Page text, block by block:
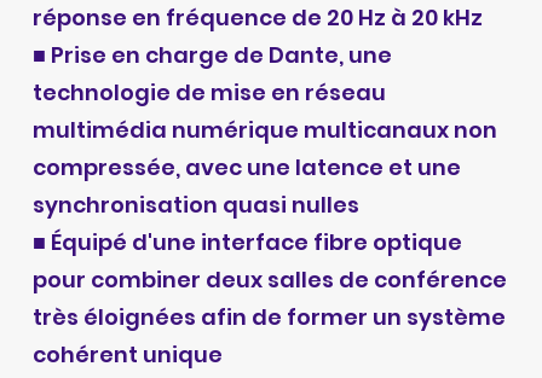
réponse en fréquence de 20 Hz à 20 kHz
■ Prise en charge de Dante, une
technologie de mise en réseau
multimédia numérique multicanaux non
compressée, avec une latence et une
synchronisation quasi nulles
■ Équipé d'une interface fibre optique
pour combiner deux salles de conférence
très éloignées afin de former un système
cohérent unique